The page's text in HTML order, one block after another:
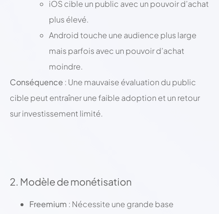
iOS cible un public avec un pouvoir d’achat
plus élevé.
Android touche une audience plus large
mais parfois avec un pouvoir d’achat
moindre.
Conséquence : Une mauvaise évaluation du public
cible peut entraîner une faible adoption et un retour
sur investissement limité.
2. Modèle de monétisation
Freemium : Nécessite une grande base